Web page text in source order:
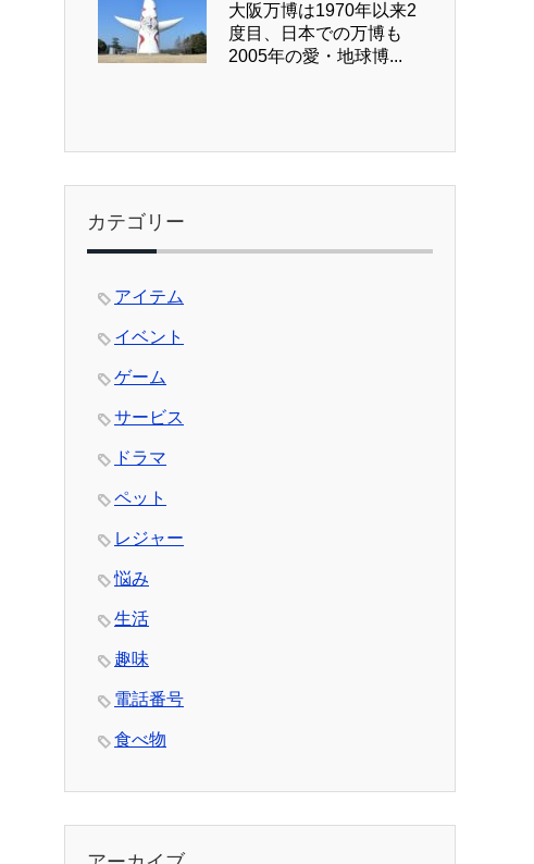
大阪万博は1970年以来2
度目、日本での万博も
2005年の愛・地球博...
カテゴリー
アイテム
イベント
ゲーム
サービス
ドラマ
ペット
レジャー
悩み
生活
趣味
電話番号
食べ物